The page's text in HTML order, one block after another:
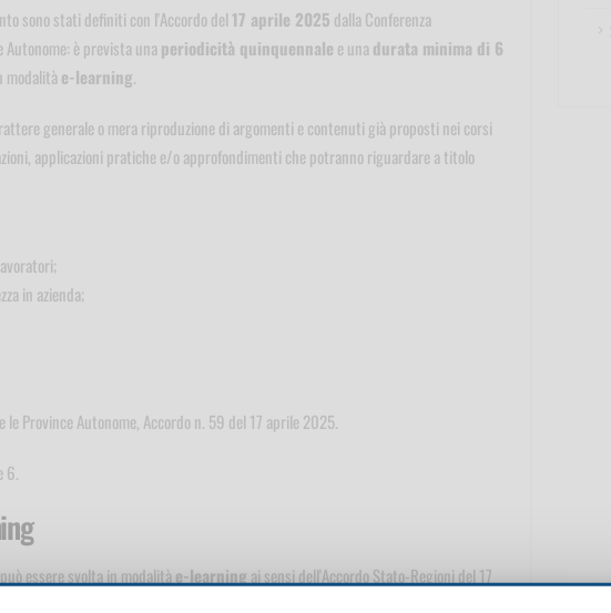
sono stati definiti con l'Accordo del 17 aprile 2025 dalla Conferenza
è prevista una periodicità quinquennale e una durata minima di 6
modalità e-learning.
generale o mera riproduzione di argomenti e contenuti già proposti nei corsi
applicazioni pratiche e/o approfondimenti che potranno riguardare a titolo
in azienda;
Province Autonome, Accordo n. 59 del 17 aprile 2025.
6.
essere svolta in modalitàe-learningai sensi dell'Accordo Stato-Regioni del 17